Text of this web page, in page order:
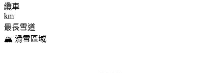
纜車
km
最長雪道
🏔️ 滑雪區域